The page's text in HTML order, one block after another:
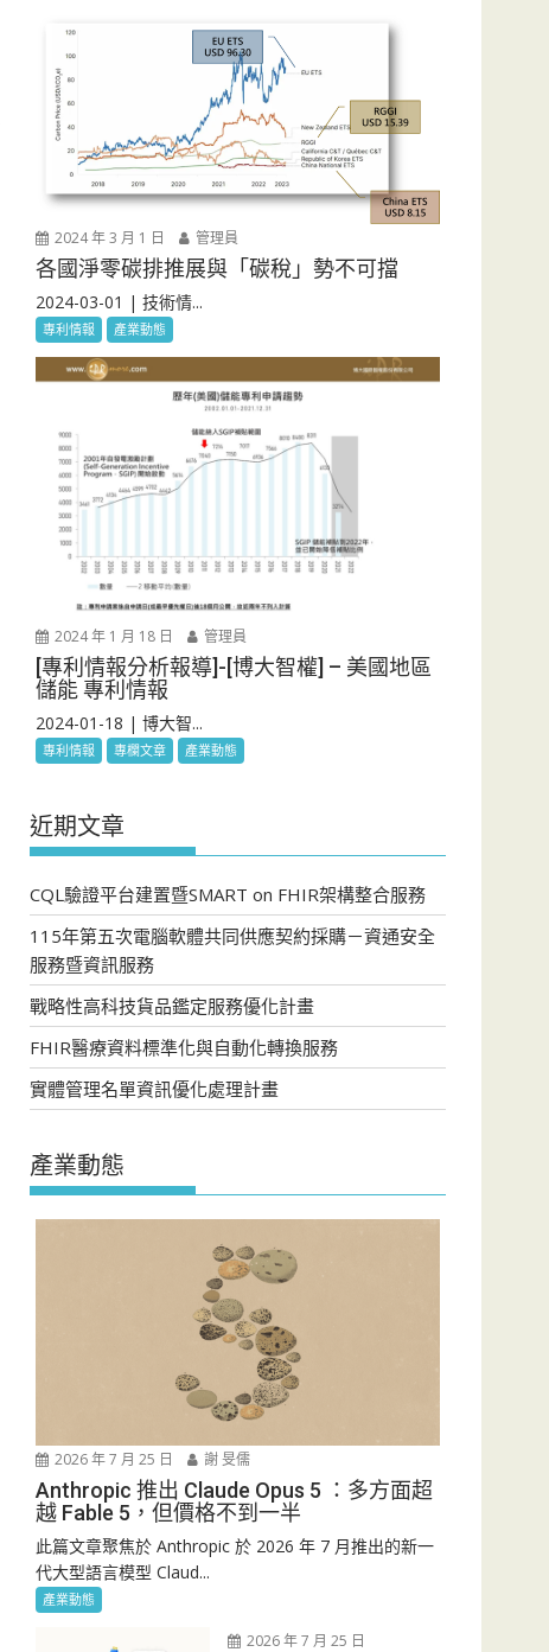
2024 年 3 月 1 日 管理員
各國淨零碳排推展與「碳稅」勢不可擋
2024-03-01 | 技術情...
專利情報 產業動態
2024 年 1 月 18 日 管理員
[專利情報分析報導]-[博大智權] – 美國地區
儲能 專利情報
2024-01-18 | 博大智...
專利情報 專欄文章 產業動態
近期文章
CQL驗證平台建置暨SMART on FHIR架構整合服務
115年第五次電腦軟體共同供應契約採購－資通安全
服務暨資訊服務
戰略性高科技貨品鑑定服務優化計畫
FHIR醫療資料標準化與自動化轉換服務
實體管理名單資訊優化處理計畫
產業動態
2026 年 7 月 25 日 謝 旻儒
Anthropic 推出 Claude Opus 5 ：多方面超
越 Fable 5，但價格不到一半
此篇文章聚焦於 Anthropic 於 2026 年 7 月推出的新一
代大型語言模型 Claud...
產業動態
2026 年 7 月 25 日